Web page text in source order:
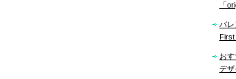
「
バレ
First
お
デザ